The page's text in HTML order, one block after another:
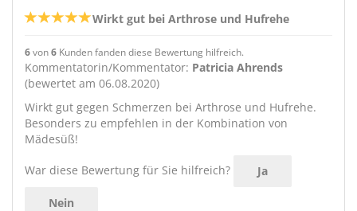
Wirkt gut bei Arthrose und Hufrehe
6von6 Kunden fanden diese Bewertung hilfreich.
Kommentatorin/Kommentator: Patricia Ahrends
(bewertet am 06.08.2020)
Wirkt gut gegen Schmerzen bei Arthrose und Hufrehe.
Besonders zu empfehlen in der Kombination von
Mädesüß!
War diese Bewertung für Sie hilfreich? Ja
Nein